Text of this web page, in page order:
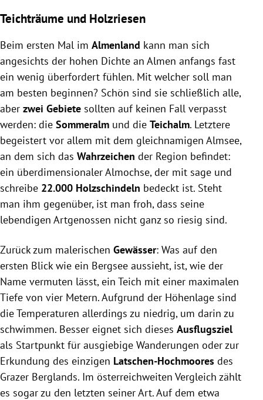
Teichträume und Holzriesen
Beim ersten Mal im Almenland kann man sich
angesichts der hohen Dichte an Almen anfangs fast
ein wenig überfordert fühlen. Mit welcher soll man
am besten beginnen? Schön sind sie schließlich alle,
aber zwei Gebiete sollten auf keinen Fall verpasst
werden: die Sommeralm und die Teichalm. Letztere
begeistert vor allem mit dem gleichnamigen Almsee,
an dem sich das Wahrzeichen der Region befindet:
ein überdimensionaler Almochse, der mit sage und
schreibe 22.000 Holzschindeln bedeckt ist. Steht
man ihm gegenüber, ist man froh, dass seine
lebendigen Artgenossen nicht ganz so riesig sind.
Zurück zum malerischen Gewässer: Was auf den
ersten Blick wie ein Bergsee aussieht, ist, wie der
Name vermuten lässt, ein Teich mit einer maximalen
Tiefe von vier Metern. Aufgrund der Höhenlage sind
die Temperaturen allerdings zu niedrig, um darin zu
schwimmen. Besser eignet sich dieses Ausflugsziel
als Startpunkt für ausgiebige Wanderungen oder zur
Erkundung des einzigen Latschen-Hochmoores des
Grazer Berglands. Im österreichweiten Vergleich zählt
es sogar zu den letzten seiner Art. Auf dem etwa